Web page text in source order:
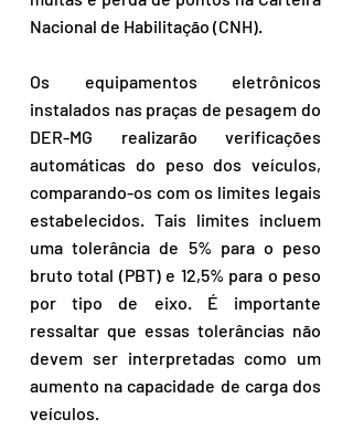
Nacional de Habilitação (CNH).
Os equipamentos eletrônicos
instalados nas praças de pesagem do
DER-MG realizarão verificações
automáticas do peso dos veículos,
comparando-os com os limites legais
estabelecidos. Tais limites incluem
uma tolerância de 5% para o peso
bruto total (PBT) e 12,5% para o peso
por tipo de eixo. É importante
ressaltar que essas tolerâncias não
devem ser interpretadas como um
aumento na capacidade de carga dos
veículos.